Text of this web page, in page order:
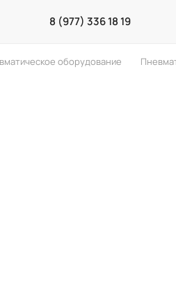
8 (977) 336 18 19
оборудование